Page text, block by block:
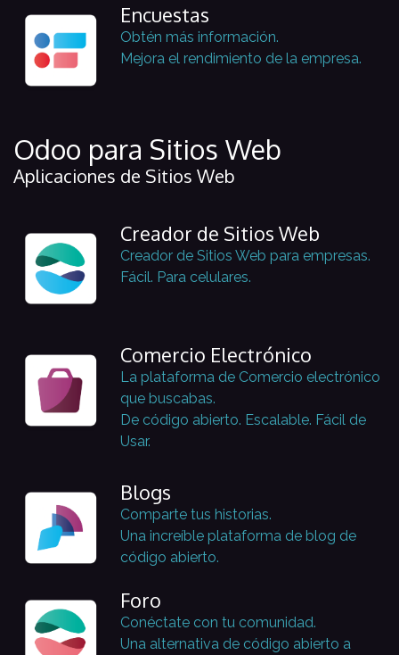
Encuestas
Obtén más información.
Mejora el rendimiento de la empresa.
Odoo para Sitios Web
Aplicaciones de Sitios Web
Creador de Sitios Web
Creador de Sitios Web para empresas.
Fácil. Para celulares.
Comercio Electrónico
La plataforma de Comercio electrónico
que buscabas.
De código abierto. Escalable. Fácil de
Usar.
Blogs
Comparte tus historias.
Una increíble plataforma de blog de
código abierto.
Foro
Conéctate con tu comunidad.
Una alternativa de código abierto a